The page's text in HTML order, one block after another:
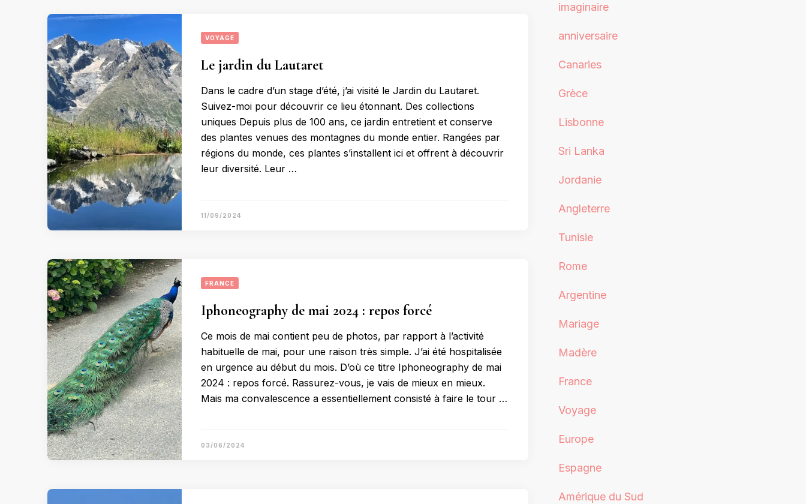
VOYAGE
Le jardin du Lautaret
Dans le cadre d’un stage d’été, j’ai visité le Jardin du Lautaret.
Suivez-moi pour découvrir ce lieu étonnant. Des collections
uniques Depuis plus de 100 ans, ce jardin entretient et conserve
des plantes venues des montagnes du monde entier. Rangées par
régions du monde, ces plantes s’installent ici et offrent à découvrir
leur diversité. Leur …
11/09/2024
FRANCE
Iphoneography de mai 2024 : repos forcé
Ce mois de mai contient peu de photos, par rapport à l’activité
habituelle de mai, pour une raison très simple. J’ai été hospitalisée
en urgence au début du mois. D’où ce titre Iphoneography de mai
2024 : repos forcé. Rassurez-vous, je vais de mieux en mieux.
Mais ma convalescence a essentiellement consisté à faire le tour …
03/06/2024
imaginaire
anniversaire
Canaries
Grèce
Lisbonne
Sri Lanka
Jordanie
Angleterre
Tunisie
Rome
Argentine
Mariage
Madère
France
Voyage
Europe
Espagne
Amérique du Sud